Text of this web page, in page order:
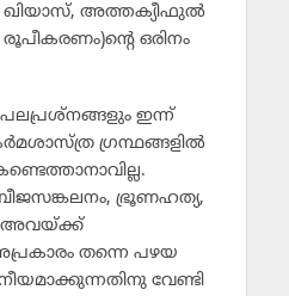
അത്തക്യീഫുല്‍
ഒരിനം
ഇന്ന്
ഗ്രന്ഥങ്ങളില്‍
ഭ്രൂണഹത്യ,
അവയ്ക്ക്
തന്നെ പഴയ
വേണ്ടി